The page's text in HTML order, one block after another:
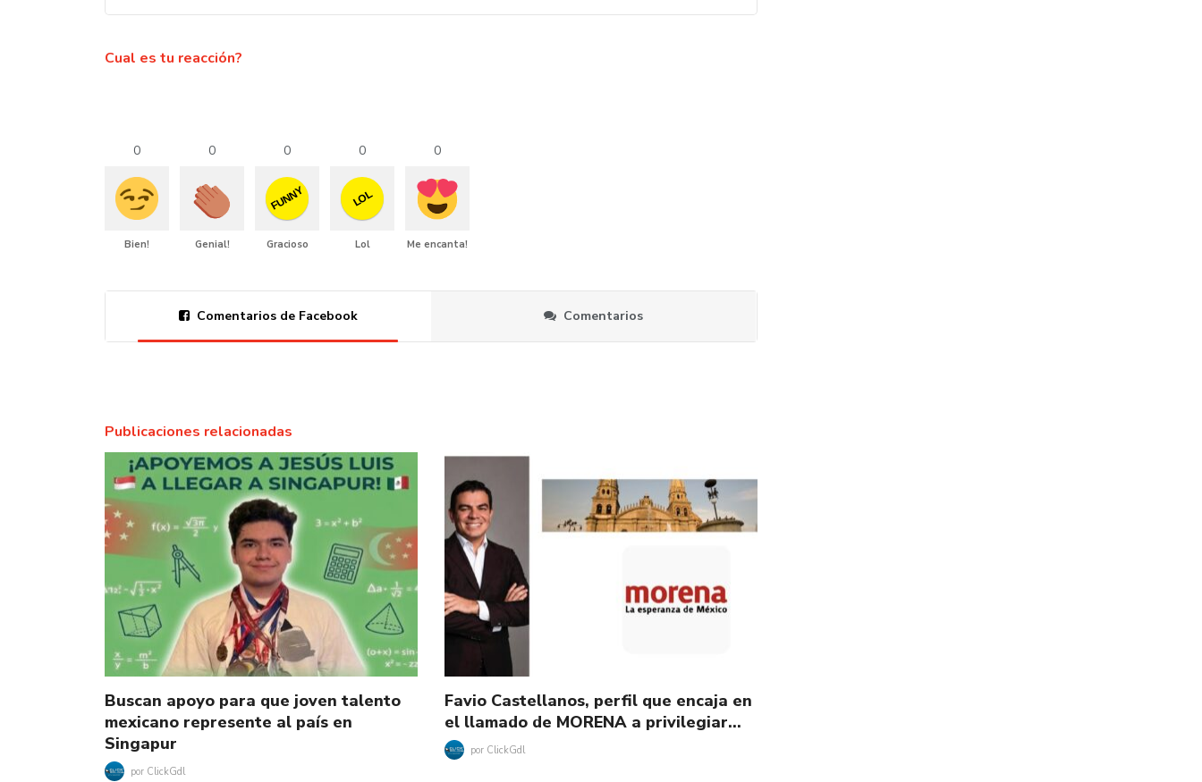
Cual es tu reacción?
0
Bien!
0
Genial!
0
FUNNY
Gracioso
0
LOL
Lol
0
Me encanta!
Comentarios de Facebook Comentarios
Publicaciones relacionadas
Buscan apoyo para que joven talento
mexicano represente al país en
Singapur
por ClickGdl
Favio Castellanos, perfil que encaja en
el llamado de MORENA a privilegiar…
por ClickGdl